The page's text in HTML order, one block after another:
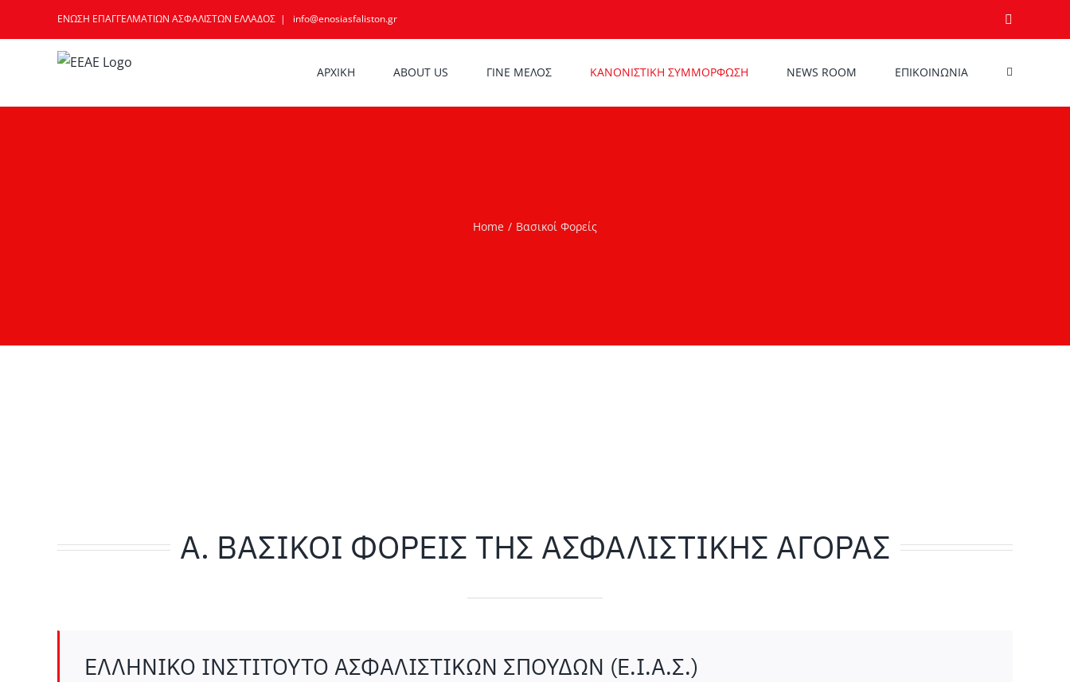
ΕΝΩΣΗ ΕΠΑΓΓΕΛΜΑΤΙΩΝ ΑΣΦΑΛΙΣΤΩΝ ΕΛΛΑΔΟΣ | info@enosiasfaliston.gr
ΑΡΧΙΚΗ ABOUT US ΓΙΝΕ ΜΕΛΟΣ ΚΑΝΟΝΙΣΤΙΚΗ ΣΥΜΜΟΡΦΩΣΗ NEWS ROOM ΕΠΙΚΟΙΝΩΝΙΑ
Home Βασικοί Φορείς
Α. ΒΑΣΙΚΟΙ ΦΟΡΕΙΣ ΤΗΣ ΑΣΦΑΛΙΣΤΙΚΗΣ ΑΓΟΡΑΣ
ΕΛΛΗΝΙΚΟ ΙΝΣΤΙΤΟΥΤΟ ΑΣΦΑΛΙΣΤΙΚΩΝ ΣΠΟΥΔΩΝ (Ε.Ι.Α.Σ.)